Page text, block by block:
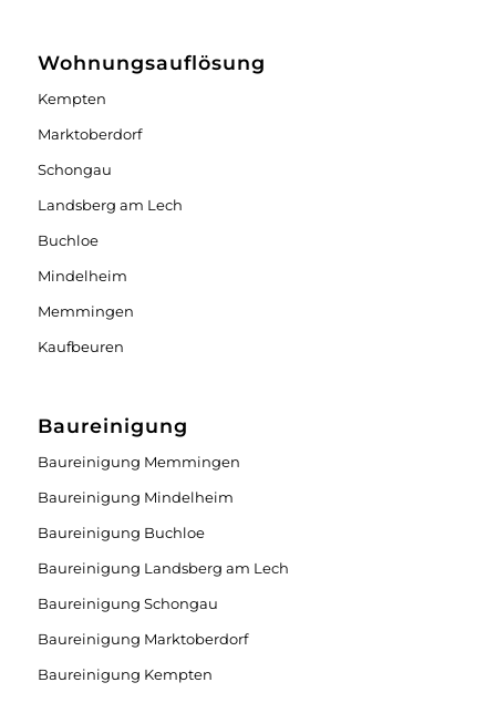
Wohnungsauflösung
Kempten
Marktoberdorf
Schongau
Landsberg am Lech
Buchloe
Mindelheim
Memmingen
Kaufbeuren
Baureinigung
Baureinigung Memmingen
Baureinigung Mindelheim
Baureinigung Buchloe
Baureinigung Landsberg am Lech
Baureinigung Schongau
Baureinigung Marktoberdorf
Baureinigung Kempten